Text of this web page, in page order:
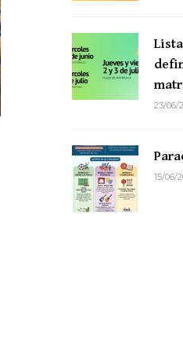
23/06/
15/06/